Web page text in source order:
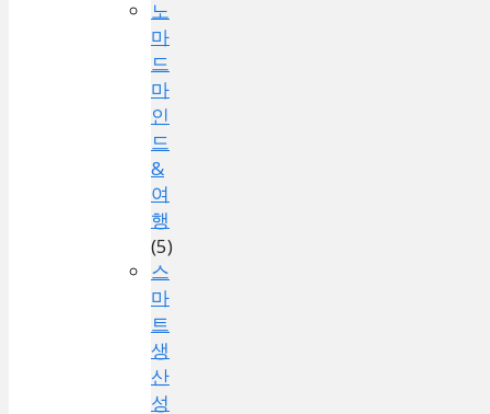
노
마
드
마
인
드
&
여
행
(5)
스
마
트
생
산
성